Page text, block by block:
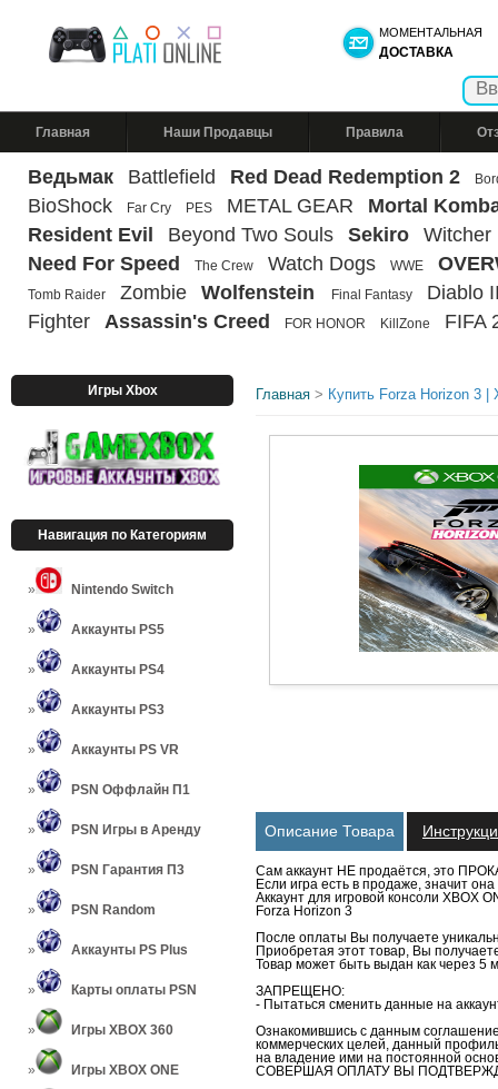
МОМЕНТАЛЬНАЯ
ДОСТАВКА
Главная Наши Продавцы Правила
Ведьмак Battlefield Red Dead Redemption 2
BioShock Far Cry PES METAL GEAR
Mortal
Resident Evil
Beyond Two Souls Sekiro
Witcher
Need For Speed
The Crew Watch Dogs WWE
Tomb Raider Zombie Wolfenstein Final Fantasy
Diablo
Fighter
Assassin's Creed FOR HONOR KillZone FIFA
Игры Xbox
Навигация по Категориям
Nintendo Switch
Аккаунты PS5
Аккаунты PS4
Аккаунты PS3
Аккаунты PS VR
PSN Оффлайн П1
PSN Игры в Аренду
PSN Гарантия П3
PSN Random
Аккаунты PS Plus
Карты оплаты PSN
Игры XBOX 360
Игры XBOX ONE
Главная > Купить Forza Horizon 3 |
Описание Товара
Сам аккаунт НЕ продаётся, это
Если игра есть в продаже, значит
Аккаунт для игровой консоли XBOX
Forza Horizon 3
После оплаты Вы получаете
Приобретая этот товар, Вы
Товар может быть выдан как через 5
ЗАПРЕЩЕНО:
- Пытаться сменить данные на
Ознакомившись с данным
коммерческих целей, данный
на владение ими на постоянной
СОВЕРШАЯ ОПЛАТУ ВЫ